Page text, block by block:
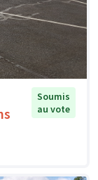
Soumis
au vote